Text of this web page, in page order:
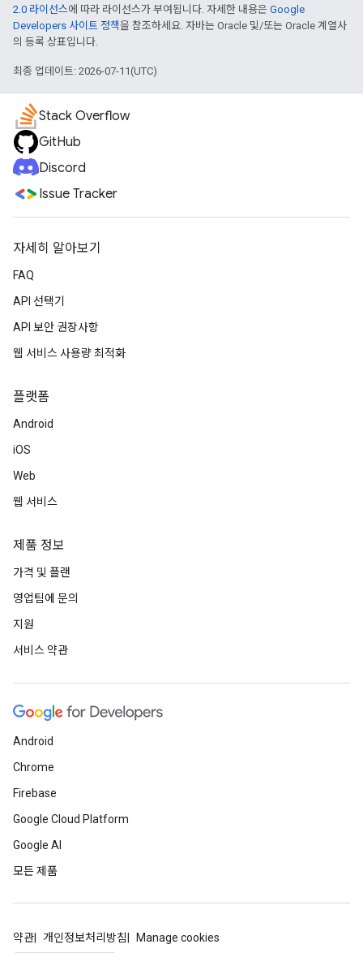
2.0 라이선스에 따라 라이선스가 부여됩니다. 자세한 내용은 Google
Developers 사이트 정책을 참조하세요. 자바는 Oracle 및/또는 Oracle 계열사
의 등록 상표입니다.
최종 업데이트: 2026-07-11(UTC)
Stack Overflow
GitHub
Discord
Issue Tracker
자세히 알아보기
FAQ
API 선택기
API 보안 권장사항
웹 서비스 사용량 최적화
플랫폼
Android
iOS
Web
웹 서비스
제품 정보
가격 및 플랜
영업팀에 문의
지원
서비스 약관
Android
Chrome
Firebase
Google Cloud Platform
Google AI
모든 제품
약관 개인정보처리방침 Manage cookies